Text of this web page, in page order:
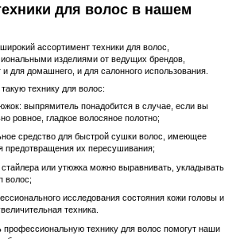
для волос в нашем
ассортимент техники для волос,
изделиями от ведущих брендов,
для домашнего, и для салонного использования.
​​технику для волос:
выпрямитель понадобится в случае, если вы
ровное, гладкое волосяное полотно;
средство для быстрой сушки волос, имеющее
предотвращения их пересушивания;
или утюжка можно выравнивать, укладывать
волос;
исследования состояния кожи головы и
техника.
технику для волос помогут наши